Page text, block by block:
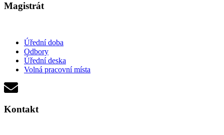
Magistrát
Úřední doba
Odbory
Úřední deska
Volná pracovní místa
Kontakt